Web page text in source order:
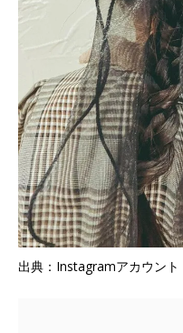
出典：Instagramアカウント